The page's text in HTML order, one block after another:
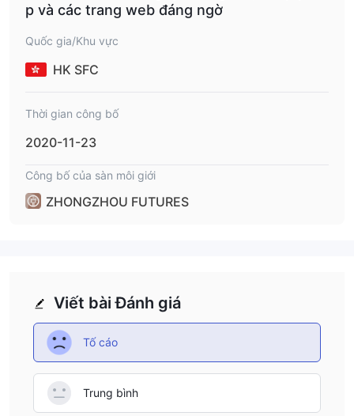
p và các trang web đáng ngờ
Quốc gia/Khu vực
HK SFC
Thời gian công bố
2020-11-23
Công bố của sàn môi giới
ZHONGZHOU FUTURES
Viết bài Đánh giá
Tố cáo
Trung bình